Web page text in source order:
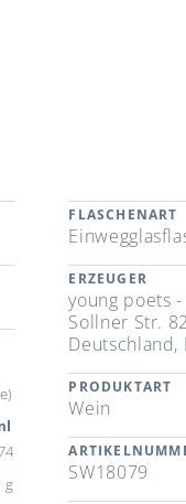
g
FLASCHENART
ERZEUGER
young poets
Sollner Str.
Deutschland,
PRODUKTART
Wein
SW18079